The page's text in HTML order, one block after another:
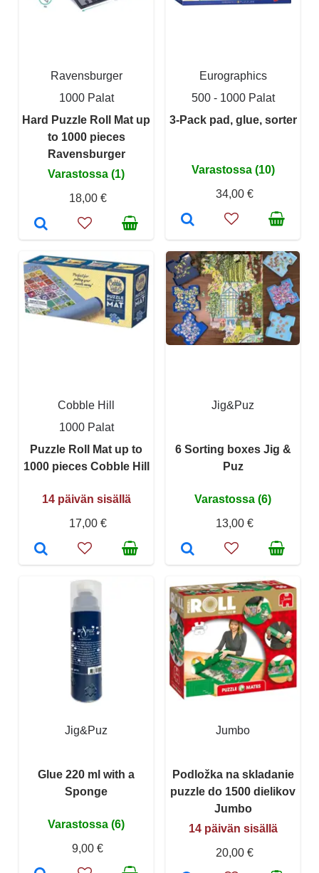
Ravensburger
1000 Palat
Hard Puzzle Roll Mat up
to 1000 pieces
Ravensburger
Varastossa (1)
18,00 €
Eurographics
500 - 1000 Palat
3-Pack pad, glue, sorter
Varastossa (10)
34,00 €
Cobble Hill
1000 Palat
Puzzle Roll Mat up to
1000 pieces Cobble Hill
14 päivän sisällä
17,00 €
Jig&Puz
6 Sorting boxes Jig &
Puz
Varastossa (6)
13,00 €
Jig&Puz
Glue 220 ml with a
Sponge
Varastossa (6)
9,00 €
Jumbo
Podložka na skladanie
puzzle do 1500 dielikov
Jumbo
14 päivän sisällä
20,00 €